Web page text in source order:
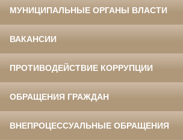
МУНИЦИПАЛЬНЫЕ ОРГАНЫ ВЛАСТИ
ВАКАНСИИ
ПРОТИВОДЕЙСТВИЕ КОРРУПЦИИ
ОБРАЩЕНИЯ ГРАЖДАН
ВНЕПРОЦЕССУАЛЬНЫЕ ОБРАЩЕНИЯ